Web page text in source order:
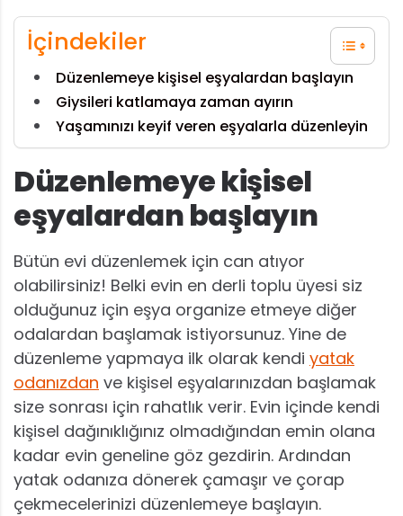
İçindekiler
Düzenlemeye kişisel eşyalardan başlayın
Giysileri katlamaya zaman ayırın
Yaşamınızı keyif veren eşyalarla düzenleyin
Düzenlemeye kişisel
eşyalardan başlayın
Bütün evi düzenlemek için can atıyor
olabilirsiniz! Belki evin en derli toplu üyesi siz
olduğunuz için eşya organize etmeye diğer
odalardan başlamak istiyorsunuz. Yine de
düzenleme yapmaya ilk olarak kendi yatak
odanızdan ve kişisel eşyalarınızdan başlamak
size sonrası için rahatlık verir. Evin içinde kendi
kişisel dağınıklığınız olmadığından emin olana
kadar evin geneline göz gezdirin. Ardından
yatak odanıza dönerek çamaşır ve çorap
çekmecelerinizi düzenlemeye başlayın.